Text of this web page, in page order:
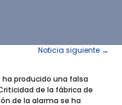
Noticia siguiente→
ha producido una falsa
de la fábrica de
de la alarma se ha